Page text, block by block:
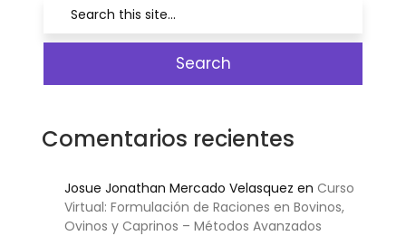
Comentarios recientes
Josue Jonathan Mercado Velasquez en Curso
Virtual: Formulación de Raciones en Bovinos,
Ovinos y Caprinos – Métodos Avanzados